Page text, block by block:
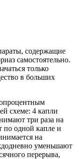
содержащие
самостоятельно.
только
в больших
схеме: 4 капли
три раза на
по одной капле и
на
уменьшают
перерыва,